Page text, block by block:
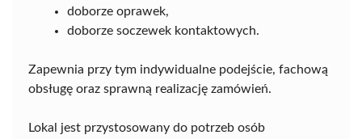
doborze oprawek,
doborze soczewek kontaktowych.
Zapewnia przy tym indywidualne podejście, fachową
obsługę oraz sprawną realizację zamówień.
Lokal jest przystosowany do potrzeb osób